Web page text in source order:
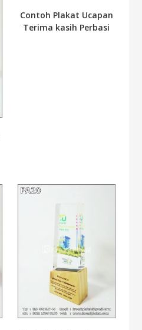
Contoh Plakat Ucapan
Terima kasih Perbasi